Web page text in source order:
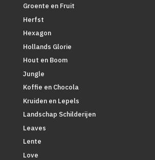
Groente en Fruit
Herfst
Hexagon
Hollands Glorie
Hout en Boom
Jungle
Koffie en Chocola
Kruiden en Lepels
Landschap Schilderijen
Leaves
Lente
Love